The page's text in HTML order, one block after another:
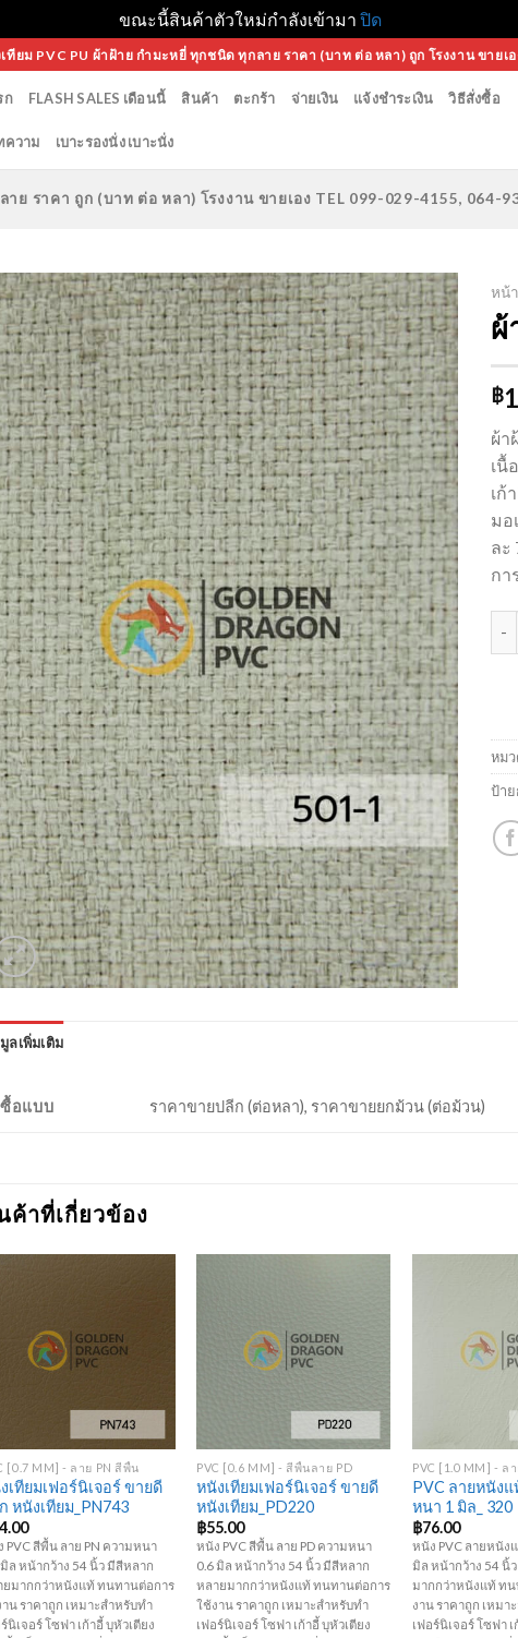
ขณะนี้สินค้าตัวใหม่กำลังเข้ามา ปิด
ทียม PVC PU ผ้าฝ้าย กำมะหยี่ ทุกชนิด ทุกลาย ราคา (บาท ต่อ หลา) ถูก โรงงาน ขายเอ
ก FLASH SALES เดือนนี้ สินค้า ตะกร้า จ่ายเงิน แจ้งชำระเงิน วิธีสั่งซื้อ
ความ เบาะรองนั่ง เบาะนั่ง
ย ราคา ถูก (บาท ต่อ หลา) โรงงาน ขายเอง TEL 099-029-4155, 064-
Add to
Wishlist
หน้
ผ้
฿
ผ้า
เนื้
เก้
มอ
ละ
กา
จ
หม
ป้า
ลเพิ่มเติม
อแบบ ราคาขายปลีก (ต่อหลา), ราคาขายยกม้วน (ต่อม้วน)
ค้าที่เกี่ยวข้อง
Add to
[0.7 MM] - ลาย PN สีพื้น
เทียมเฟอร์นิเจอร์ ขายดี
หนังเทียม_PN743
PVC สีพื้น ลาย PN ความหนา
มิล หน้ากว้าง 54 นิ้ว มีสีหลาก
ยมากกว่าหนังแท้ ทนทานต่อการ
น ราคาถูก เหมาะสำหรับทำ
นิเจอร์ โซฟา เก้าอี้ บุหัวเตียง
Add to
PVC [0.6 MM] - สีพื้นลาย PD
หนังเทียมเฟอร์นิเจอร์ ขายดี
หนังเทียม_PD220
฿55.00
หนัง PVC สีพื้น ลาย PD ความหนา
0.6 มิล หน้ากว้าง 54 นิ้ว มีสีหลาก
หลายมากกว่าหนังแท้ ทนทานต่อการ
ใช้งาน ราคาถูก เหมาะสำหรับทำ
เฟอร์นิเจอร์ โซฟา เก้าอี้ บุหัวเตียง
PVC [1.0 MM] - ล
PVC ลายหนัง
หนา 1 มิล_ 320
฿76.00
หนัง PVC ลายหนัง
มิล หน้ากว้าง 54 นิ้
มากกว่าหนังแท้ ทน
งาน ราคาถูก เหมา
เฟอร์นิเจอร์ โซฟา